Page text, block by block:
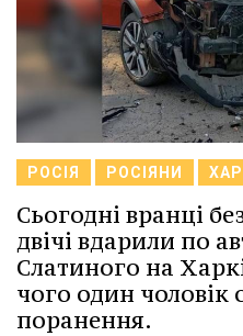
РОСІЯ РОСІЯНИ
Сьогодні вранці
двічі вдарили по
Слатиного на
чого один чоловік
поранення.